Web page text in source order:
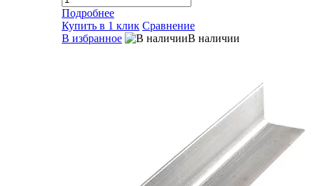
Подробнее
Купить в 1 клик Сравнение
В избранное
В наличии